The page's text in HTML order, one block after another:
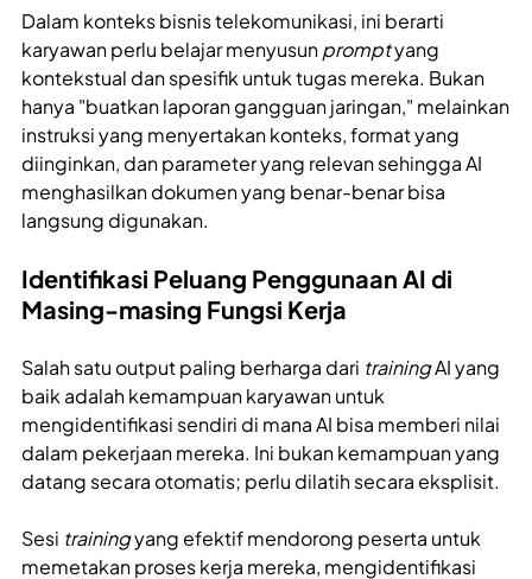
Dalam konteks bisnis telekomunikasi, ini berarti
karyawan perlu belajar menyusunpromptyang
kontekstual dan spesifik untuk tugas mereka. Bukan
hanya "buatkan laporan gangguan jaringan," melainkan
instruksi yang menyertakan konteks, format yang
diinginkan, dan parameter yang relevan sehingga AI
menghasilkan dokumen yang benar-benar bisa
langsung digunakan.
Identifikasi Peluang Penggunaan AI di
Masing-masing Fungsi Kerja
Salah satu output paling berharga dari trainingAI yang
baik adalah kemampuan karyawan untuk
mengidentifikasi sendiri di mana AI bisa memberi nilai
dalam pekerjaan mereka. Ini bukan kemampuan yang
datang secara otomatis; perlu dilatih secara eksplisit.
Sesi trainingyang efektif mendorong peserta untuk
memetakan proses kerja mereka, mengidentifikasi